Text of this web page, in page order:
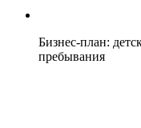
Бизнес-план:
пребывания